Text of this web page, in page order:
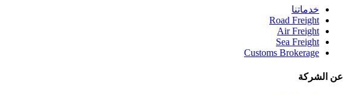
خدماتنا
Road Freight
Air Freight
Sea Freight
Customs Brokerage
عن الشركة